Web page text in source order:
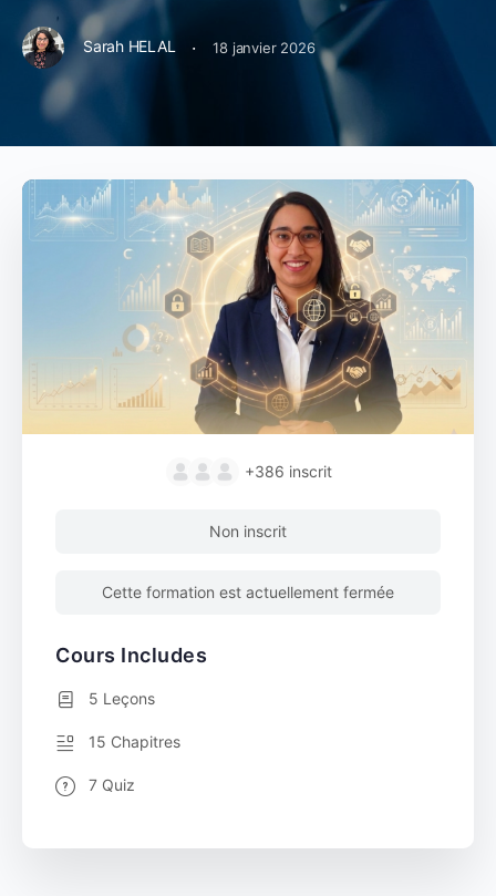
Sarah HELAL · 18 janvier 2026
+386 inscrit
Non inscrit
Cette formation est actuellement fermée
Cours Includes
5 Leçons
15 Chapitres
7 Quiz